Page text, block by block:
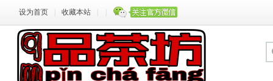
设为首页 收藏本站